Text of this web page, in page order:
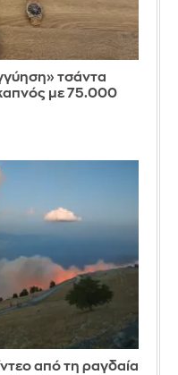
τσάντα
καπνός με 75.000
από τη ραγδαία